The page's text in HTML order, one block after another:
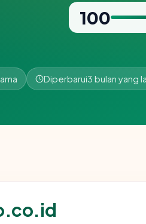
100
Diperbarui3 bulan yang